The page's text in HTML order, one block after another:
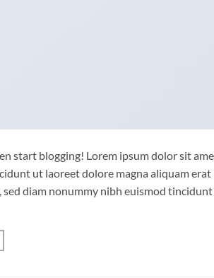
start blogging! Lorem ipsum dolor sit
ut laoreet dolore magna aliquam erat
diam nonummy nibh euismod